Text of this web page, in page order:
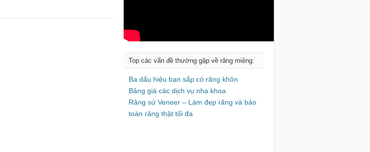
Top các vấn đề thường gặp về răng miệng:
Ba dấu hiệu bạn sắp có răng khôn
Bảng giá các dịch vụ nha khoa
Răng sứ Veneer – Làm đẹp răng và bảo
toàn răng thật tối đa